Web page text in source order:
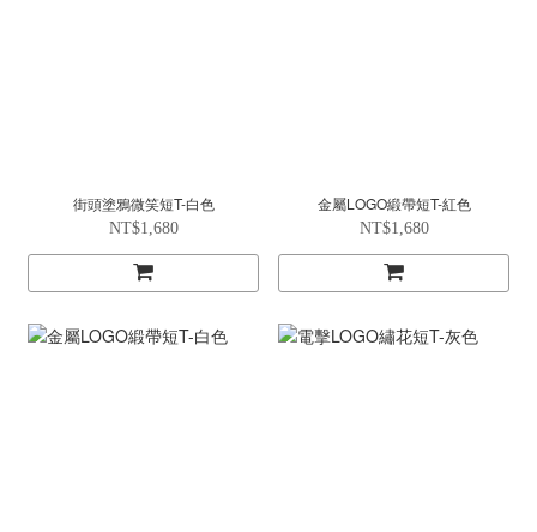
街頭塗鴉微笑短T-白色
NT$1,680
金屬LOGO緞帶短T-紅色
NT$1,680